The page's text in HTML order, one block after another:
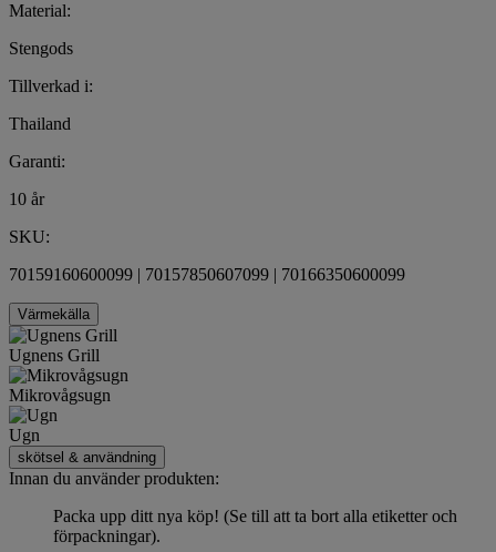
Material:
Stengods
Tillverkad i:
Thailand
Garanti:
10 år
SKU:
70159160600099 | 70157850607099 | 70166350600099
Värmekälla
Ugnens Grill
Mikrovågsugn
Ugn
skötsel & användning
Innan du använder produkten:
Packa upp ditt nya köp! (Se till att ta bort alla etiketter och
förpackningar).